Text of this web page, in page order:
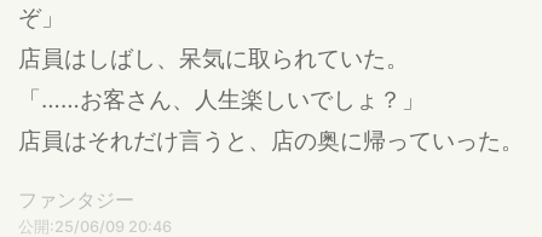
ぞ」
店員はしばし、呆気に取られていた。
「……お客さん、人生楽しいでしょ？」
店員はそれだけ言うと、店の奥に帰っていった。
ファンタジー
公開:25/06/09 20:46